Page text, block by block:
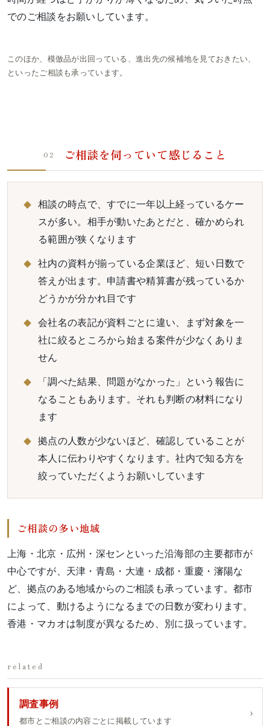
でのご相談をお願いしています。
このほか、模倣品が出回っている、進出先の候補地を見ておきたい、
といったご相談も承っています。
02 ご相談を伺っていて感じること
相談の時点で、すでに一年以上経っているケー
スが多い。相手が動いたあとだと、確かめられ
る範囲が狭くなります
社内の資料が揃っている企業ほど、短い日数で
答えが出ます。申請書や精算書が残っているか
どうかが分かれ目です
会社名の表記が資料ごとに違い、まず対象を一
社に絞るところから始まる案件が少なくありま
せん
「調べた結果、問題がなかった」という報告に
なることもあります。それも判断の材料になり
ます
拠点の人数が少ないほど、確認していることが
本人に伝わりやすくなります。社内で知る方を
絞っていただくようお願いしています
ご相談の多い地域
上海・北京・広州・深センといった沿海部の主要都市が
中心ですが、天津・青島・大連・成都・重慶・瀋陽な
ど、拠点のある地域からのご相談も承っています。都市
によって、動けるようになるまでの日数が変わります。
香港・マカオは制度が異なるため、別に扱っています。
related
調査事例
都市とご相談の内容ごとに掲載しています